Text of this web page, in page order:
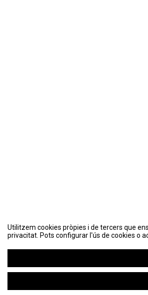
Utilitzem cookies pròpies i de tercers que
privacitat. Pots configurar l'ús de cookies o
Utilitzem cookies pròpies i de tercers que
privacitat. Pots configurar l'ús de cookies o